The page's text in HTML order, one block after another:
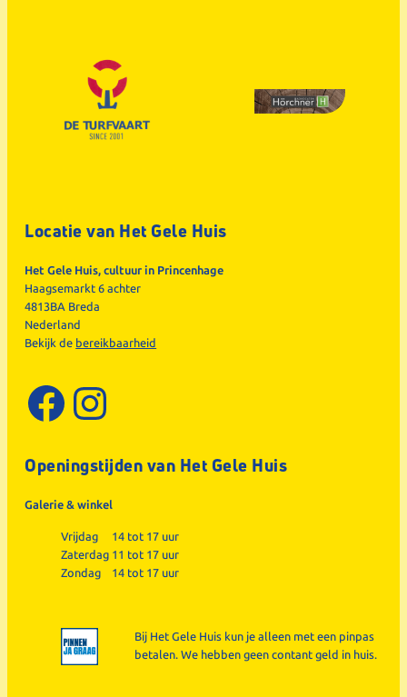
Locatie van Het Gele Huis
Het Gele Huis, cultuur in Princenhage
Haagsemarkt 6 achter
4813BA Breda
Nederland
Bekijk de bereikbaarheid
Facebook
Instagram
Openingstijden van Het Gele Huis
Galerie & winkel
Vrijdag
14 tot 17 uur
Zaterdag 11 tot 17 uur
Zondag
14 tot 17 uur
Bij Het Gele Huis kun je alleen met een pinpas
betalen. We hebben geen contant geld in huis.